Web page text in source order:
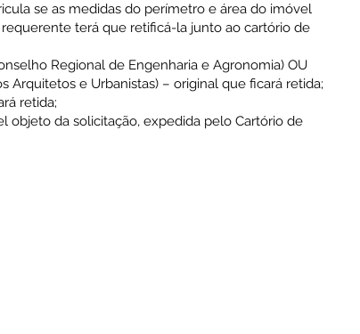
se as medidas do perímetro e área do imóvel
terá que retificá-la junto ao cartório de
Regional de Engenharia e Agronomia) OU
Arquitetos e Urbanistas) – original que ficará retida;
retida;
objeto da solicitação, expedida pelo Cartório de